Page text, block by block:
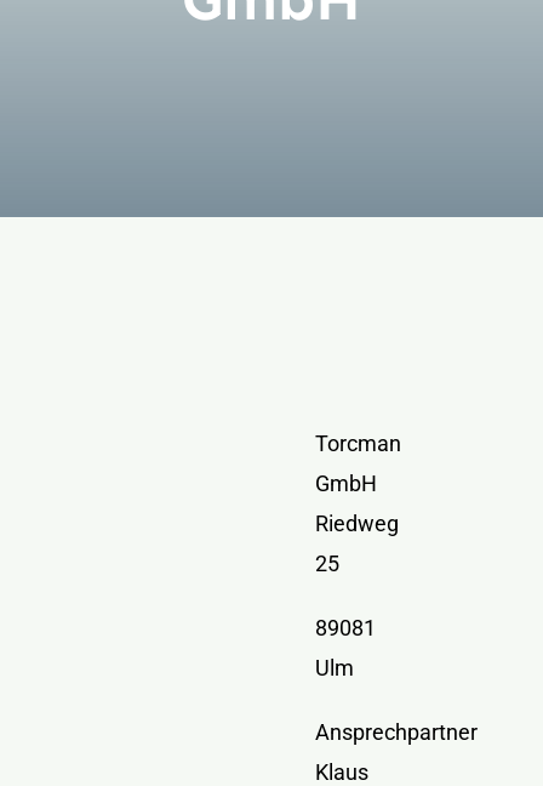
Torcman
GmbH
Riedweg
25
89081
Ulm
Ansprechpartner
Klaus